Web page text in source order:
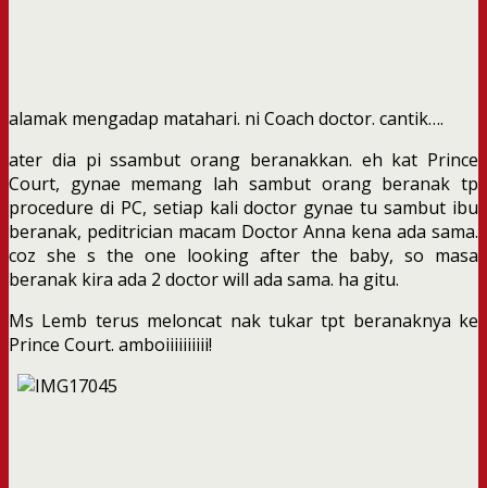
alamak mengadap matahari. ni Coach doctor. cantik….
ater dia pi ssambut orang beranakkan. eh kat Prince
Court, gynae memang lah sambut orang beranak tp
procedure di PC, setiap kali doctor gynae tu sambut ibu
beranak, peditrician macam Doctor Anna kena ada sama.
coz she s the one looking after the baby, so masa
beranak kira ada 2 doctor will ada sama. ha gitu.
Ms Lemb terus meloncat nak tukar tpt beranaknya ke
Prince Court. amboiiiiiiiiii!